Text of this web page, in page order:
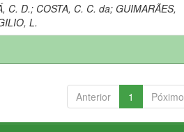
C. D.; COSTA, C. C. da;GUIMARÃES,
L.
Anterior 1 Póximo